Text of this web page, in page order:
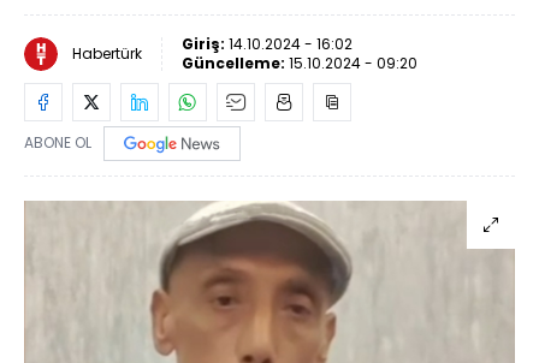
Habertürk Giriş: 14.10.2024 - 16:02
Güncelleme: 15.10.2024 - 09:20
ABONE OL